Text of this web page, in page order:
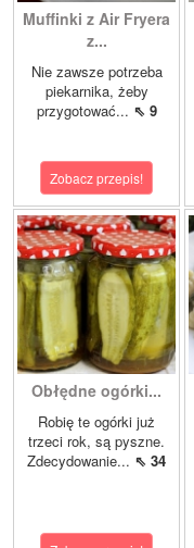
Muffinki z Air Fryera
z...
Nie zawsze potrzeba
piekarnika, żeby
przygotować... ⇖ 9
Zobacz przepis!
Obłędne ogórki...
Robię te ogórki już
trzeci rok, są pyszne.
Zdecydowanie... ⇖ 34